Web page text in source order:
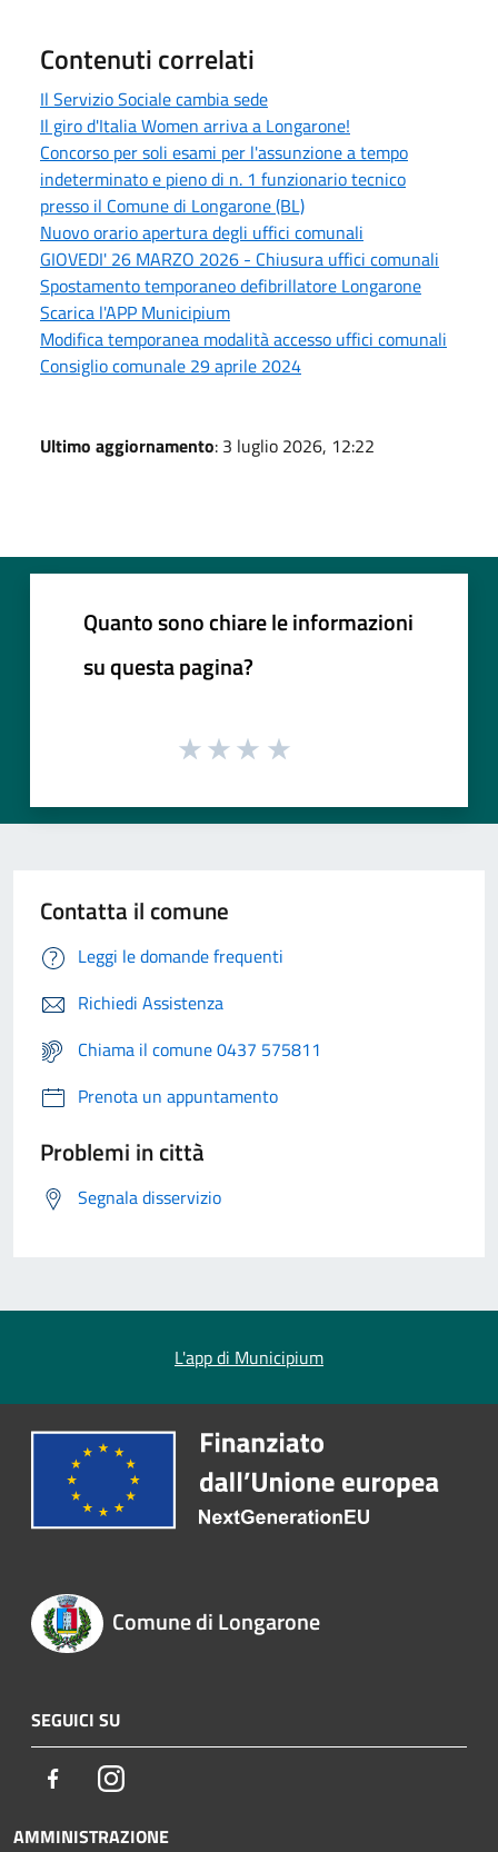
Contenuti correlati
Il Servizio Sociale cambia sede
Il giro d'Italia Women arriva a Longarone!
Concorso per soli esami per l'assunzione a tempo
indeterminato e pieno di n. 1 funzionario tecnico
presso il Comune di Longarone (BL)
Nuovo orario apertura degli uffici comunali
GIOVEDI' 26 MARZO 2026 - Chiusura uffici comunali
Spostamento temporaneo defibrillatore Longarone
Scarica l'APP Municipium
Modifica temporanea modalità accesso uffici comunali
Consiglio comunale 29 aprile 2024
Ultimo aggiornamento: 3 luglio 2026, 12:22
Quanto sono chiare le informazioni
su questa pagina?
Contatta il comune
Leggi le domande frequenti
Richiedi Assistenza
Chiama il comune 0437 575811
Prenota un appuntamento
Problemi in città
Segnala disservizio
L'app di Municipium
Comune di Longarone
SEGUICI SU
FacebookInstagram
AMMINISTRAZIONE